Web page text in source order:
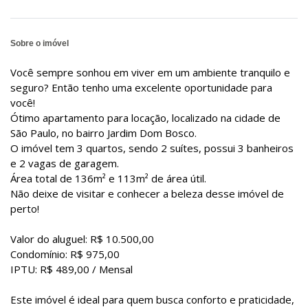
Sobre o imóvel
Você sempre sonhou em viver em um ambiente tranquilo e
seguro? Então tenho uma excelente oportunidade para
você!
Ótimo apartamento para locação, localizado na cidade de
São Paulo, no bairro Jardim Dom Bosco.
O imóvel tem 3 quartos, sendo 2 suítes, possui 3 banheiros
e 2 vagas de garagem.
Área total de 136m² e 113m² de área útil.
Não deixe de visitar e conhecer a beleza desse imóvel de
perto!
Valor do aluguel: R$ 10.500,00
Condomínio: R$ 975,00
IPTU: R$ 489,00 / Mensal
Este imóvel é ideal para quem busca conforto e praticidade,